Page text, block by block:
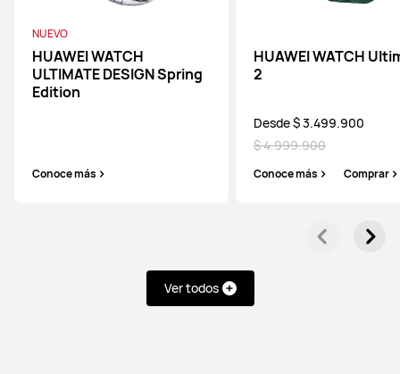
NUEVO
HUAWEI WATCH
ULTIMATE DESIGN Spring
Edition
Conoce más
HUAWEI WATCH
2
Desde $ 3.499.900
$ 4.999.900
Conoce más Comprar
Ver todos